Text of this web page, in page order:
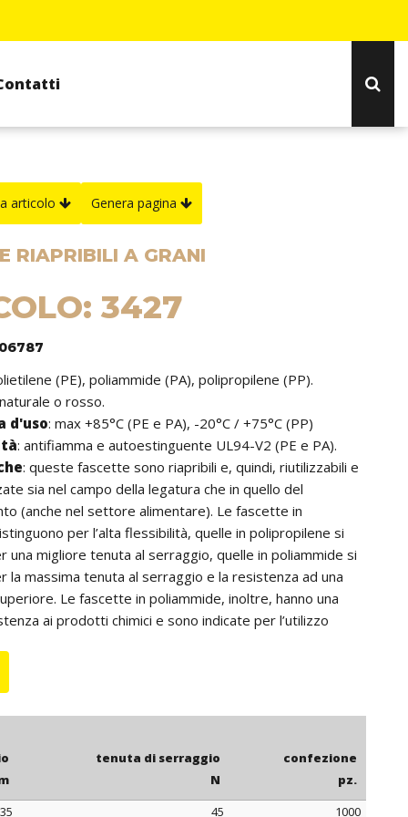
articolo Genera pagina
RIAPRIBILI A GRANI
3427
(PE), poliammide (PA), polipropilene (PP).
o rosso.
d'uso: max +85°C (PE e PA), -20°C / +75°C (PP)
: antifiamma e autoestinguente UL94-V2 (PE e PA).
: queste fascette sono riapribili e, quindi, riutilizzabili e
sia nel campo della legatura che in quello del
(anche nel settore alimentare). Le fascette in
per l’alta flessibilità, quelle in polipropilene si
una migliore tenuta al serraggio, quelle in poliammide si
la massima tenuta al serraggio e la resistenza ad una
Le fascette in poliammide, inoltre, hanno una
ai prodotti chimici e sono indicate per l’utilizzo
o giallo.
tenuta di serraggio
N
confezione
pz.
35 45
1000